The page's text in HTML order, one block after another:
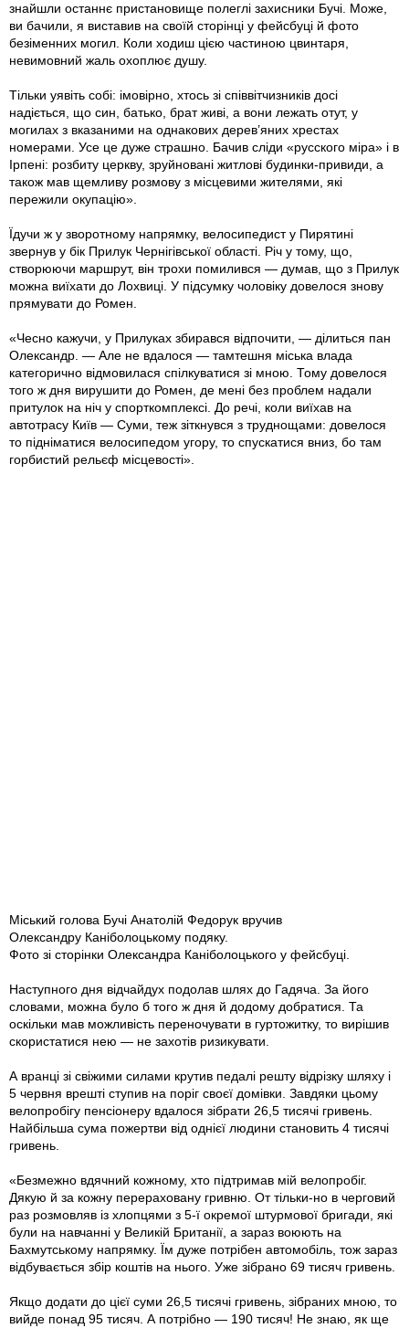
знайшли останнє пристановище полеглі захисники Бучі. Може,
ви бачили, я виставив на своїй сторінці у фейсбуці й фото
безіменних могил. Коли ходиш цією частиною цвинтаря,
невимовний жаль охоплює душу.
Тільки уявіть собі: імовірно, хтось зі співвітчизників досі
надіється, що син, батько, брат живі, а вони лежать отут, у
могилах з вказаними на однакових дерев’яних хрестах
номерами. Усе це дуже страшно. Бачив сліди «русского міра» і в
Ірпені: розбиту церкву, зруйновані житлові будинки-привиди, а
також мав щемливу розмову з місцевими жителями, які
пережили окупацію».
Їдучи ж у зворотному напрямку, велосипедист у Пирятині
звернув у бік Прилук Чернігівської області. Річ у тому, що,
створюючи маршрут, він трохи помилився — думав, що з Прилук
можна виїхати до Лохвиці. У підсумку чоловіку довелося знову
прямувати до Ромен.
«Чесно кажучи, у Прилуках збирався відпочити, — ділиться пан
Олександр. — Але не вдалося — тамтешня міська влада
категорично відмовилася спілкуватися зі мною. Тому довелося
того ж дня вирушити до Ромен, де мені без проблем надали
притулок на ніч у спорткомплексі. До речі, коли виїхав на
автотрасу Київ — Суми, теж зіткнувся з труднощами: довелося
то підніматися велосипедом угору, то спускатися вниз, бо там
горбистий рельєф місцевості».
Міський голова Бучі Анатолій Федорук вручив
Олександру Каніболоцькому подяку.
Фото зі сторінки Олександра Каніболоцького у фейсбуці.
Наступного дня відчайдух подолав шлях до Гадяча. За його
словами, можна було б того ж дня й додому добратися. Та
оскільки мав можливість переночувати в гуртожитку, то вирішив
скористатися нею — не захотів ризикувати.
А вранці зі свіжими силами крутив педалі решту відрізку шляху і
5 червня врешті ступив на поріг своєї домівки. Завдяки цьому
велопробігу пенсіонеру вдалося зібрати 26,5 тисячі гривень.
Найбільша сума пожертви від однієї людини становить 4 тисячі
гривень.
«Безмежно вдячний кожному, хто підтримав мій велопробіг.
Дякую й за кожну перераховану гривню. От тільки-но в черговий
раз розмовляв із хлопцями з 5-ї окремої штурмової бригади, які
були на навчанні у Великій Британії, а зараз воюють на
Бахмутському напрямку. Їм дуже потрібен автомобіль, тож зараз
відбувається збір коштів на нього. Уже зібрано 69 тисяч гривень.
Якщо додати до цієї суми 26,5 тисячі гривень, зібраних мною, то
вийде понад 95 тисяч. А потрібно — 190 тисяч! Не знаю, як ще